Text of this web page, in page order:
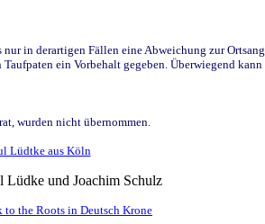
in derartigen Fällen eine Abweichung zur
ein Vorbehalt gegeben. Überwiegend
wurden nicht übernommen.
Lüdtke aus Köln
Lüdke und Joachim Schulz
to the Roots in Deutsch Krone